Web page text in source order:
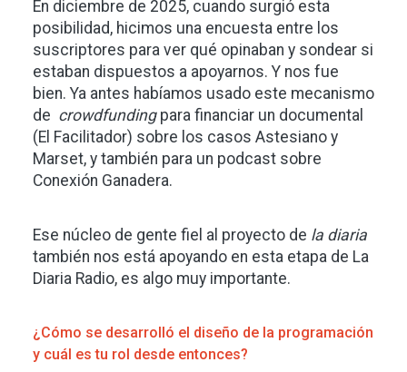
En diciembre de 2025, cuando surgió esta
posibilidad, hicimos una encuesta entre los
suscriptores para ver qué opinaban y sondear si
estaban dispuestos a apoyarnos. Y nos fue
bien. Ya antes habíamos usado este mecanismo
de crowdfundingpara financiar un documental
(El Facilitador) sobre los casos Astesiano y
Marset, y también para un podcast sobre
Conexión Ganadera.
Ese núcleo de gente fiel al proyecto de la diaria
también nos está apoyando en esta etapa de La
Diaria Radio, es algo muy importante.
¿Cómo se desarrolló el diseño de la programación
y cuál es tu rol desde entonces?